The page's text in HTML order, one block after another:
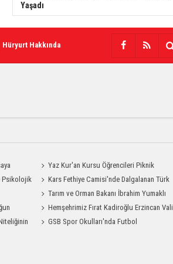
Yaşadı
Hüryurt Hakkında
Yaz Kur'an Kursu Öğrencileri Piknik
Coşkusu Yaşadı
Psikolojik
Kars Fethiye Camisi'nde Dalgalanan Türk
Bayrağı Görenlerin Beğenisini Topladı
Tarım ve Orman Bakanı İbrahim Yumaklı
Kars'a Geliyor
Hemşehrimiz Fırat Kadiroğlu Erzincan Vali
Yardımcılığına Atandı
GSB Spor Okulları'nda Futbol